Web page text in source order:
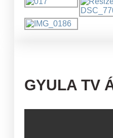
GYULA TV